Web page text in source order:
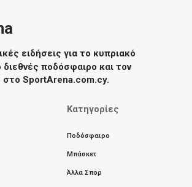
ειδήσεις για το κυπριακό
ποδόσφαιρο και τον
στο SportArena.com.cy.
Κατηγορίες
Ποδόσφαιρο
Μπάσκετ
Άλλα Σπορ